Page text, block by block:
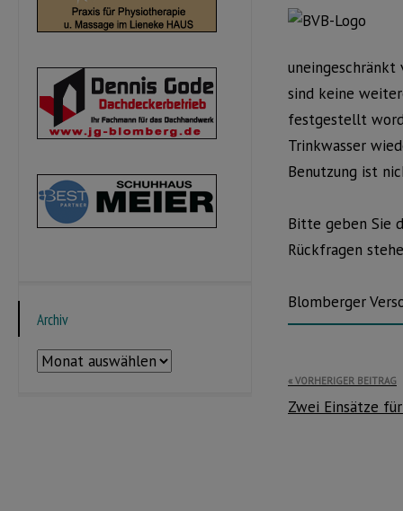
uneingeschränkt
sind keine
festgestellt
Trinkwasser
Benutzung ist
Bitte geben Sie
Rückfragen
Blomberger
VORHERIGER BEITRAG
Zwei Einsätze
Archiv
Archiv